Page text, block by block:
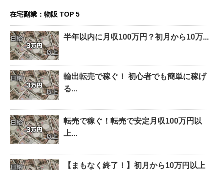
在宅副業：物販 TOP 5
半年以内に月収100万円？初月から10万...
輸出転売で稼ぐ！ 初心者でも簡単に稼げ
る...
転売で稼ぐ！転売で安定月収100万円以
上...
【まもなく終了！】初月から10万円以上